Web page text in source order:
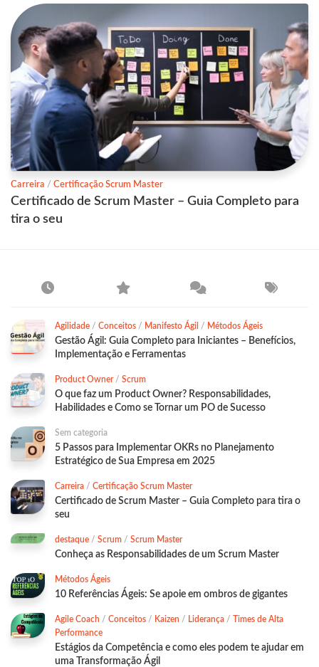
Carreira / Certificação Scrum Master
Certificado de Scrum Master – Guia Completo para
tira o seu
Agilidade / Conceitos / Manifesto Ágil / Métodos Ágeis
Gestão Ágil: Guia Completo para Iniciantes – Benefícios,
Implementação e Ferramentas
Product Owner/ Scrum
O que faz um Product Owner? Responsabilidades,
Habilidades e Como se Tornar um PO de Sucesso
Sem categoria
5 Passos para Implementar OKRs no Planejamento
Estratégico de Sua Empresa em 2025
Carreira / Certificação Scrum Master
Certificado de Scrum Master – Guia Completo para tira o
seu
destaque / Scrum / Scrum Master
Conheça as Responsabilidades de um Scrum Master
Métodos Ágeis
10 Referências Ágeis: Se apoie em ombros de gigantes
Agile Coach / Conceitos / Kaizen / Liderança / Times de Alta
Performance
Estágios da Competência e como eles podem te ajudar em
uma Transformação Ágil